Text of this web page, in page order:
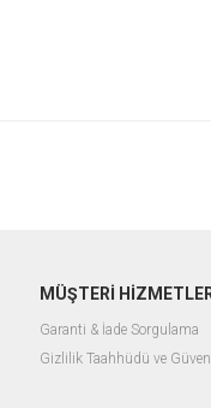
MÜŞTERİ
Garanti & İade Sorgulama
Gizlilik Taahhüdü ve